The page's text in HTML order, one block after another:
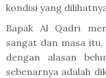
kondisi yang
Bapak Al Qadri
sangat dan masa
dengan alasan
sebenarnya adalah